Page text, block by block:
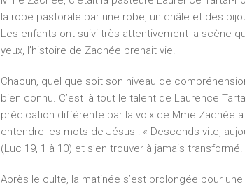
la robe pastorale par une robe, un châle et des
Les enfants ont suivi très attentivement la scène
yeux, l’histoire de Zachée prenait vie.
Chacun, quel que soit son niveau de
bien connu. C’est là tout le talent de Laurence
prédication différente par la voix de Mme Zachée
entendre les mots de Jésus : « Descends vite,
(Luc 19, 1 à 10) et s’en trouver à jamais transformé.
Après le culte, la matinée s’est prolongée pour